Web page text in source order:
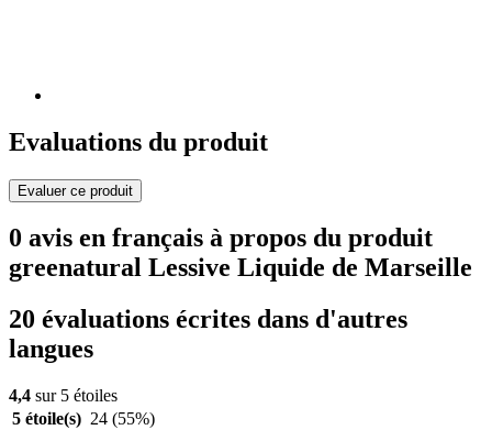
Evaluations du produit
Evaluer ce produit
0 avis en français à propos du produit
greenatural Lessive Liquide de Marseille
20 évaluations écrites dans d'autres
langues
4,4 sur 5 étoiles
5 étoile(s) 24 (55%)